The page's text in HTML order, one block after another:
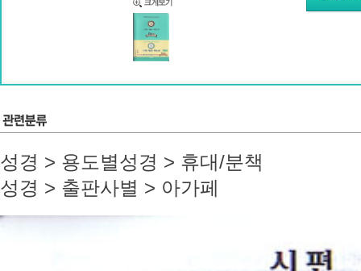
성경 > 용도별성경 > 휴대/분책
성경 > 출판사별 > 아가페